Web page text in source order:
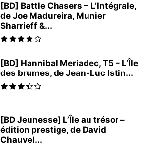
[BD] Battle Chasers – L’Intégrale,
de Joe Madureira, Munier
Sharrieff &...
[BD] Hannibal Meriadec, T5 – L’Île
des brumes, de Jean-Luc Istin...
[BD Jeunesse] L’Île au trésor –
édition prestige, de David
Chauvel...